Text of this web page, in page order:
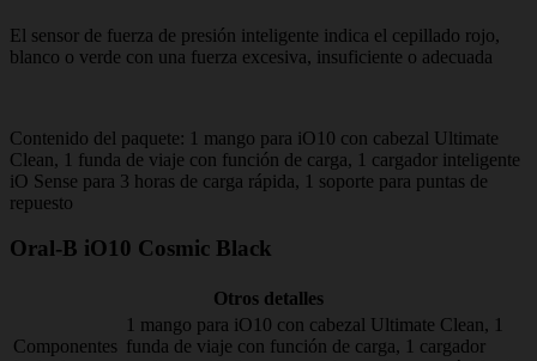
El sensor de fuerza de presión inteligente indica el cepillado rojo,
blanco o verde con una fuerza excesiva, insuficiente o adecuada
Contenido del paquete: 1 mango para iO10 con cabezal Ultimate
Clean, 1 funda de viaje con función de carga, 1 cargador inteligente
iO Sense para 3 horas de carga rápida, 1 soporte para puntas de
repuesto
Oral-B iO10 Cosmic Black
Otros detalles
Componentes
1 mango para iO10 con cabezal Ultimate Clean, 1
funda de viaje con función de carga, 1 cargador